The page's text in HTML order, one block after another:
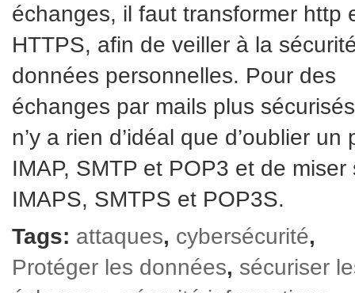
échanges, il faut transformer http
HTTPS, afin de veiller à la
données personnelles. Pour des
échanges par mails plus
n’y a rien d’idéal que d’oublier un
IMAP, SMTP et POP3 et de miser
IMAPS, SMTPS et POP3S.
Tags: attaques, cybersécurité,
Protéger les données, sécuriser